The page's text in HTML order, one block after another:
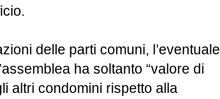
delle parti comuni, l’eventuale
ha soltanto “valore di
altri condomini rispetto alla